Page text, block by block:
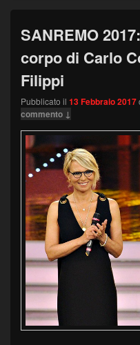
SANREMO
corpo di Carlo
Filippi
Pubblicato il 13 Febbraio 2017
commento ↓